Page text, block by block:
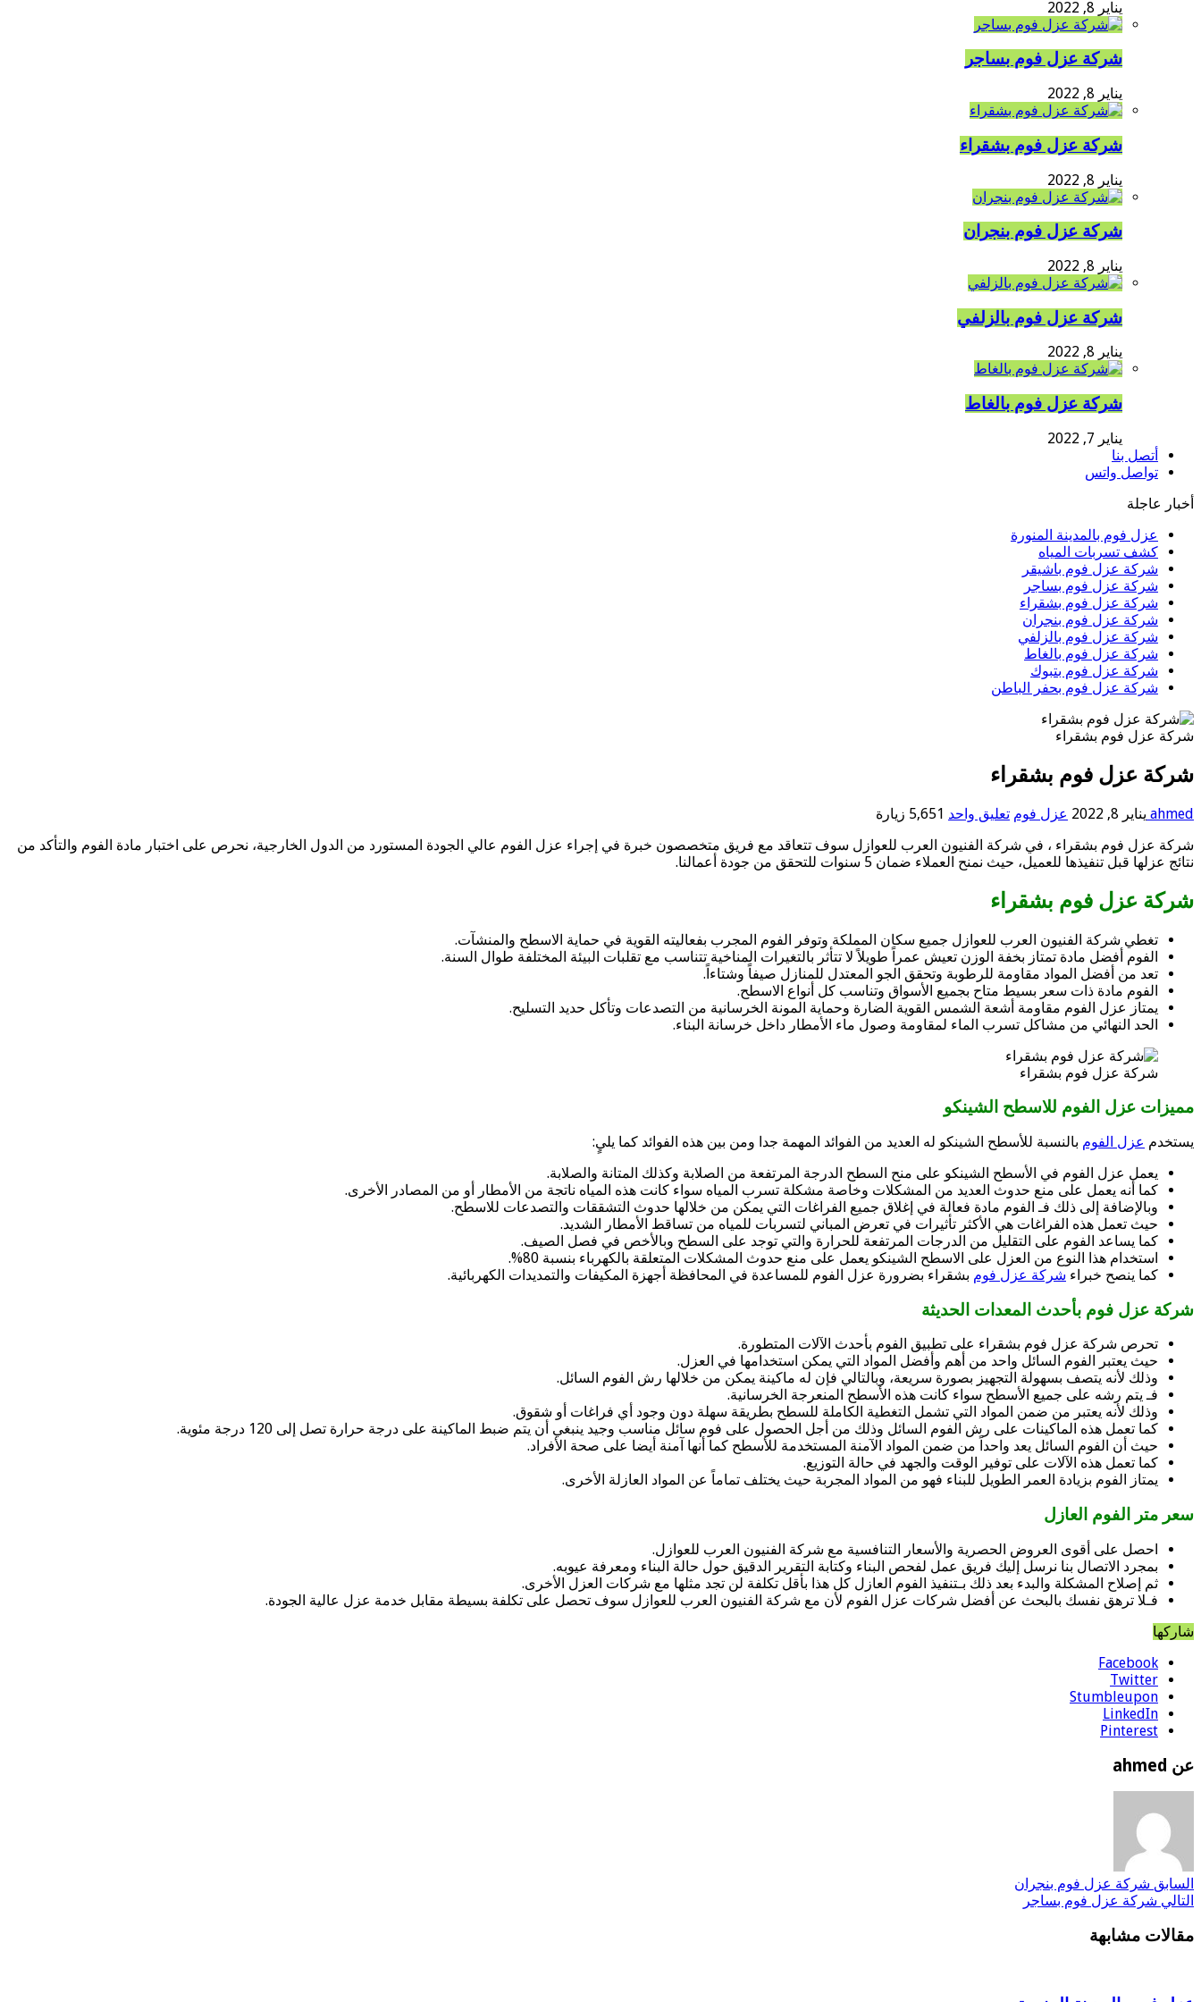
يناير 8, 2022
شركة عزل فوم بساجر
يناير 8, 2022
شركة عزل فوم بشقراء
يناير 8, 2022
شركة عزل فوم بنجران
يناير 8, 2022
شركة عزل فوم بالزلفي
يناير 8, 2022
شركة عزل فوم بالغاط
يناير 7, 2022
أتصل بنا
تواصل واتس
أخبار عاجلة
عزل فوم بالمدينة المنورة
كشف تسربات المياه
شركة عزل فوم باشيقر
شركة عزل فوم بساجر
شركة عزل فوم بشقراء
شركة عزل فوم بنجران
شركة عزل فوم بالزلفي
شركة عزل فوم بالغاط
شركة عزل فوم بتبوك
شركة عزل فوم بحفر الباطن
شركة عزل فوم بشقراء
شركة عزل فوم بشقراء
ahmed يناير 8, 2022 عزل فوم تعليق واحد 5,651 زيارة
شركة عزل فوم بشقراء ، في شركة الفنيون العرب للعوازل سوف تتعاقد مع فريق متخصصون خبرة في إجراء عزل الفوم عالي الجودة المستورد من الدول الخارجية، نحرص على اختبار مادة الفوم والتأكد من
نتائج عزلها قبل تنفيذها للعميل، حيث نمنح العملاء ضمان 5 سنوات للتحقق من جودة أعمالنا.
شركة عزل فوم بشقراء
تغطي شركة الفنيون العرب للعوازل جميع سكان المملكة وتوفر الفوم المجرب بفعاليته القوية في حماية الاسطح والمنشآت.
الفوم أفضل مادة تمتاز بخفة الوزن تعيش عمراً طويلاً لا تتأثر بالتغيرات المناخية تتناسب مع تقلبات البيئة المختلفة طوال السنة.
تعد من أفضل المواد مقاومة للرطوبة وتحقق الجو المعتدل للمنازل صيفاً وشتاءاً.
الفوم مادة ذات سعر بسيط متاح بجميع الأسواق وتناسب كل أنواع الاسطح.
يمتاز عزل الفوم مقاومة أشعة الشمس القوية الضارة وحماية المونة الخرسانية من التصدعات وتأكل حديد التسليح.
الحد النهائي من مشاكل تسرب الماء لمقاومة وصول ماء الأمطار داخل خرسانة البناء.
شركة عزل فوم بشقراء
مميزات عزل الفوم للاسطح الشينكو
يستخدم عزل الفوم بالنسبة للأسطح الشينكو له العديد من الفوائد المهمة جدا ومن بين هذه الفوائد كما يليٍ:
يعمل عزل الفوم في الأسطح الشينكو على منح السطح الدرجة المرتفعة من الصلابة وكذلك المتانة والصلابة.
كما أنه يعمل على منع حدوث العديد من المشكلات وخاصة مشكلة تسرب المياه سواء كانت هذه المياه ناتجة من الأمطار أو من المصادر الأخرى.
وبالإضافة إلى ذلك فـ الفوم مادة فعالة في إغلاق جميع الفراغات التي يمكن من خلالها حدوث التشققات والتصدعات للاسطح.
حيث تعمل هذه الفراغات هي الأكثر تأثيرات في تعرض المباني لتسربات للمياه من تساقط الأمطار الشديد.
كما يساعد الفوم على التقليل من الدرجات المرتفعة للحرارة والتي توجد على السطح وبالأخص في فصل الصيف.
استخدام هذا النوع من العزل على الاسطح الشينكو يعمل على منع حدوث المشكلات المتعلقة بالكهرباء بنسبة 80%.
كما ينصح خبراء شركة عزل فوم بشقراء بضرورة عزل الفوم للمساعدة في المحافظة أجهزة المكيفات والتمديدات الكهربائية.
شركة عزل فوم بأحدث المعدات الحديثة
تحرص شركة عزل فوم بشقراء على تطبيق الفوم بأحدث الآلات المتطورة.
حيث يعتبر الفوم السائل واحد من أهم وأفضل المواد التي يمكن استخدامها في العزل.
وذلك لأنه يتصف بسهولة التجهيز بصورة سريعة، وبالتالي فإن له ماكينة يمكن من خلالها رش الفوم السائل.
فـ يتم رشه على جميع الأسطح سواء كانت هذه الأسطح المنعرجة الخرسانية.
وذلك لأنه يعتبر من ضمن المواد التي تشمل التغطية الكاملة للسطح بطريقة سهلة دون وجود أي فراغات أو شقوق.
كما تعمل هذه الماكينات على رش الفوم السائل وذلك من أجل الحصول على فوم سائل مناسب وجيد ينبغي أن يتم ضبط الماكينة على درجة حرارة تصل إلى 120 درجة مئوية.
حيث أن الفوم السائل يعد واحداً من ضمن المواد الآمنة المستخدمة للأسطح كما أنها آمنة أيضا على صحة الأفراد.
كما تعمل هذه الآلات على توفير الوقت والجهد في حالة التوزيع.
يمتاز الفوم بزيادة العمر الطويل للبناء فهو من المواد المجربة حيث يختلف تماماً عن المواد العازلة الأخرى.
سعر متر الفوم العازل
احصل على أقوى العروض الحصرية والأسعار التنافسية مع شركة الفنيون العرب للعوازل.
بمجرد الاتصال بنا نرسل إليك فريق عمل لفحص البناء وكتابة التقرير الدقيق حول حالة البناء ومعرفة عيوبه.
ثم إصلاح المشكلة والبدء بعد ذلك بـتنفيذ الفوم العازل كل هذا بأقل تكلفة لن تجد مثلها مع شركات العزل الأخرى.
فـلا ترهق نفسك بالبحث عن أفضل شركات عزل الفوم لأن مع شركة الفنيون العرب للعوازل سوف تحصل على تكلفة بسيطة مقابل خدمة عزل عالية الجودة.
شاركها
Facebook
Twitter
Stumbleupon
LinkedIn
Pinterest
عن ahmed
السابق شركة عزل فوم بنجران
التالي شركة عزل فوم بساجر
مقالات مشابهة